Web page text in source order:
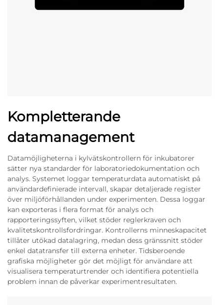
Kompletterande
datamanagement
Datamöjligheterna i kylvätskontrollern för inkubatorer
sätter nya standarder för laboratoriedokumentation och
analys. Systemet loggar temperaturdata automatiskt på
användardefinierade intervall, skapar detaljerade register
över miljöförhållanden under experimenten. Dessa loggar
kan exporteras i flera format för analys och
rapporteringssyften, vilket stöder reglerkraven och
kvalitetskontrollsfordringar. Kontrollerns minneskapacitet
tillåter utökad datalagring, medan dess gränssnitt stöder
enkel datatransfer till externa enheter. Tidsberoende
grafiska möjligheter gör det möjligt för användare att
visualisera temperaturtrender och identifiera potentiella
problem innan de påverkar experimentresultaten.